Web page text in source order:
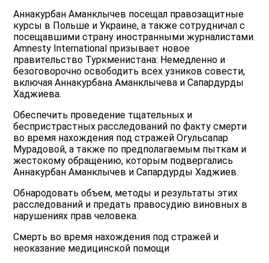
Аннакурбан Аманклычев посещал правозащитные
курсы в Польше и Украине, а также сотрудничал с
посещавшими страну иностранными журналистами.
Amnesty International призывает новое
правительство Туркменистана: Немедленно и
безоговорочно освободить всех узников совести,
включая Аннакурбана Аманклычева и Сапардурды
Хаджиева.
Обеспечить проведение тщательных и
беспристрастных расследований по факту смерти
во время нахождения под стражей Огульсапар
Мурадовой, а также по предполагаемым пыткам и
жестокому обращению, которым подвергались
Аннакурбан Аманклычев и Сапардурды Хаджиев.
Обнародовать объем, методы и результаты этих
расследований и предать правосудию виновных в
нарушениях прав человека.
Смерть во время нахождения под стражей и
неоказание медицинской помощи